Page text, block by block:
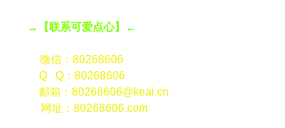
→【联系可爱点心】←
微信：80268606
Q Q：80268606
邮箱：80268606@keai.cn
网址：80268606.com